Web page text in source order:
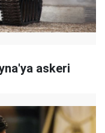
askeri